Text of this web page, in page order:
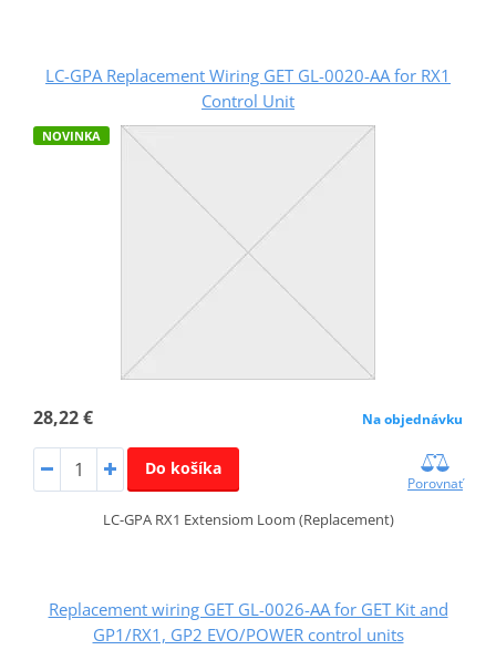
LC-GPA Replacement Wiring GET GL-0020-AA for RX1
Control Unit
NOVINKA
28,22 € Na objednávku
Do košíka
Porovnať
LC-GPA RX1 Extensiom Loom (Replacement)
Replacement wiring GET GL-0026-AA for GET Kit and
GP1/RX1, GP2 EVO/POWER control units